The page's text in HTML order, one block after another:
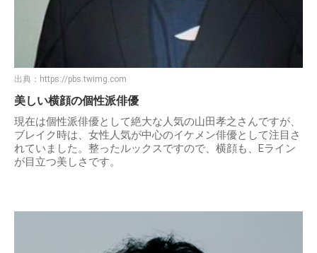
出典： https://pbs.twimg.com
美しい横顔の個性派俳優
現在は個性派俳優として絶大な人気の山田孝之さんですが、
ブレイク時は、女性人気が中心のイケメン俳優として注目さ
れていました。整ったルックスですので、横顔も、Eライン
が目立つ美しさです。